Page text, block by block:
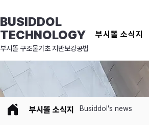
BUSIDDOL
TECHNOLOGY
부시똘 소식지
​부시똘 구조물기초 지반보강공법
​부시똘 소식지 Busiddol's news